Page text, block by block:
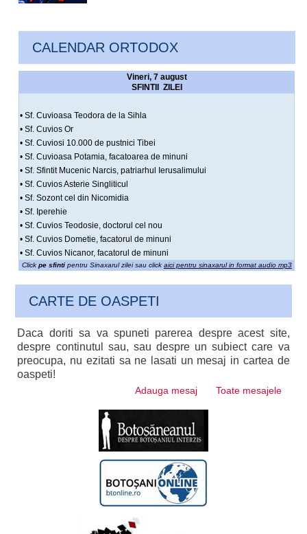
CALENDAR ORTODOX
Vineri, 7 august
SFINTII ZILEI
• Sf. Cuvioasa Teodora de la Sihla
• Sf. Cuvios Or
• Sf. Cuviosi 10.000 de pustnici Tibei
• Sf. Cuvioasa Potamia, facatoarea de minuni
• Sf. Sfintit Mucenic Narcis, patriarhul Ierusalimului
• Sf. Cuvios Asterie Singliticul
• Sf. Sozont cel din Nicomidia
• Sf. Iperehie
• Sf. Cuvios Teodosie, doctorul cel nou
• Sf. Cuvios Dometie, facatorul de minuni
• Sf. Cuvios Nicanor, facatorul de minuni
Click pe sfintipentru Sinaxarul zilei sau click aici pentru sinaxarul in format audio mp3
CARTE DE OASPETI
Daca doriti sa va spuneti parerea despre acest site,
despre continutul sau, sau despre un subiect care va
preocupa, nu ezitati sa ne lasati un mesaj in cartea de
oaspeti!
Adauga mesaj Toate mesajele